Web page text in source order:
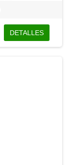
DETALLES